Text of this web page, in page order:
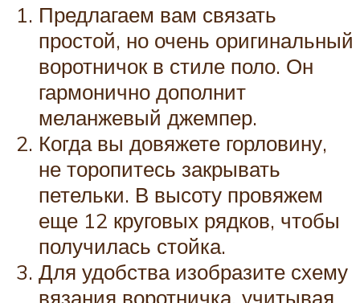
Предлагаем вам связать
простой, но очень оригинальный
воротничок в стиле поло. Он
гармонично дополнит
меланжевый джемпер.
Когда вы довяжете горловину,
не торопитесь закрывать
петельки. В высоту провяжем
еще 12 круговых рядков, чтобы
получилась стойка.
Для удобства изобразите схему
вязания воротничка, учитывая